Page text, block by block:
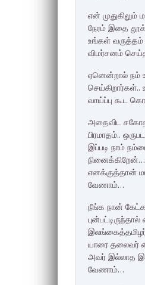
என்
நேரம் இதை
உங்கள் வருத்தம்
விமர்சனம்
ஏனென்றால் நம்
வாய்ப்பு கூட
அதைவிட
பிரமாதம்..
இப்படி நாம்
எனக்குத்தான்
வேணாம்…
நீங்க நான்
யாரை தலைவர்
அவர் இல்லாத
வேணாம்…